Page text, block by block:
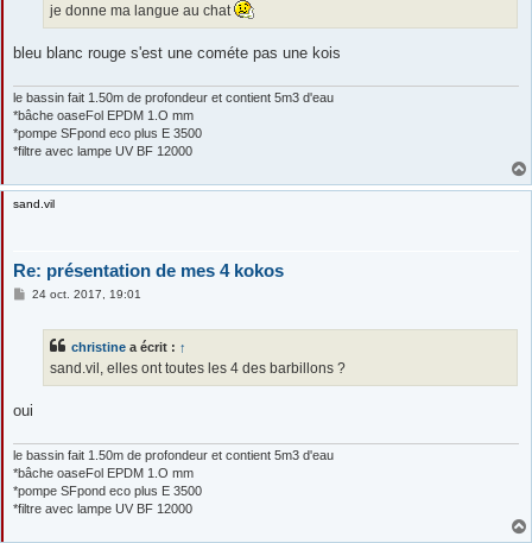
je donne ma langue au chat
bleu blanc rouge s'est une cométe pas une kois
le bassin fait 1.50m de profondeur et contient 5m3 d'eau
*bâche oaseFol EPDM 1.O mm
*pompe SFpond eco plus E 3500
*filtre avec lampe UV BF 12000
sand.vil
Re: présentation de mes 4 kokos
M24 oct. 2017, 19:01
christine a écrit : ↑
sand.vil, elles ont toutes les 4 des barbillons ?
oui
le bassin fait 1.50m de profondeur et contient 5m3 d'eau
*bâche oaseFol EPDM 1.O mm
*pompe SFpond eco plus E 3500
*filtre avec lampe UV BF 12000